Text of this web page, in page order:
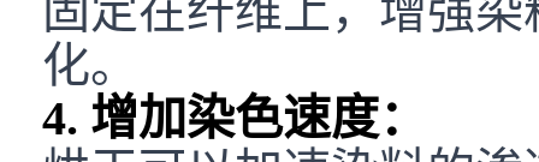
固定在纤维上，增强
化。
4. 增加染色速度：